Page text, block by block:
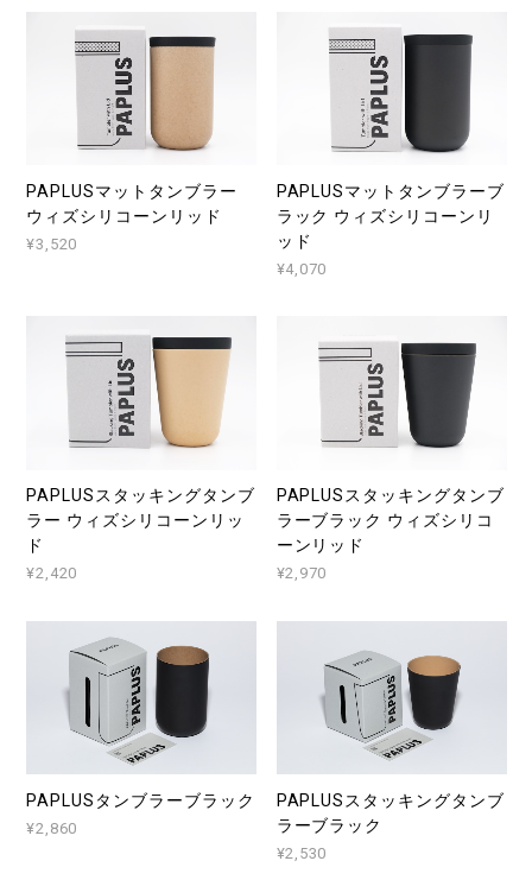
PAPLUSマットタンブラー
ウィズシリコーンリッド
¥3,520
PAPLUSマットタンブラーブ
ラック ウィズシリコーンリ
ッド
¥4,070
PAPLUSスタッキングタンブ
ラー ウィズシリコーンリッ
ド
¥2,420
PAPLUSスタッキングタンブ
ラーブラック ウィズシリコ
ーンリッド
¥2,970
PAPLUSタンブラーブラック
¥2,860
PAPLUSスタッキングタンブ
ラーブラック
¥2,530